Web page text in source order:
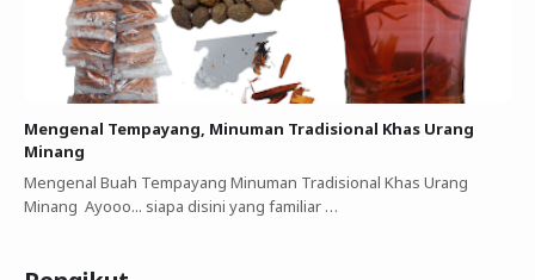
Mengenal Tempayang, Minuman Tradisional Khas Urang
Minang
Mengenal Buah Tempayang Minuman Tradisional Khas Urang
Minang Ayooo... siapa disini yang familiar …